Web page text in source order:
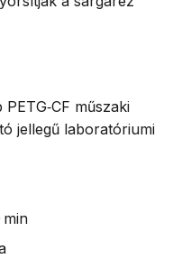
műszaki
jellegű laboratóriumi
min